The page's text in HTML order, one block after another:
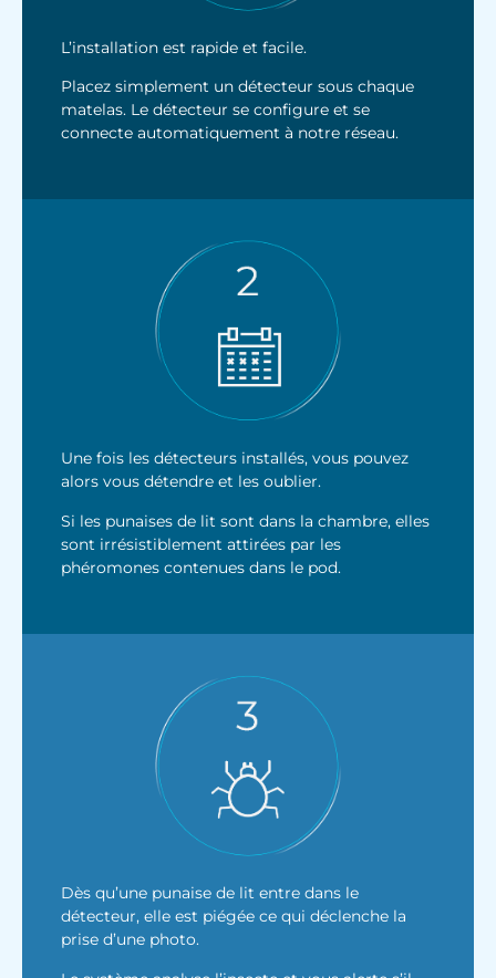
L’installation est rapide et facile.
Placez simplement un détecteur sous chaque
matelas. Le détecteur se configure et se
connecte automatiquement à notre réseau.
Une fois les détecteurs installés, vous pouvez
alors vous détendre et les oublier.
Si les punaises de lit sont dans la chambre, elles
sont irrésistiblement attirées par les
phéromones contenues dans le pod.
Dès qu’une punaise de lit entre dans le
détecteur, elle est piégée ce qui déclenche la
prise d’une photo.